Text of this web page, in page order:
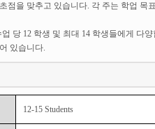
점을 맞추고 있습니다. 각 주는 학업 목
업 당 12 학생 및 최대 14 학생들에게 다
있습니다.
12-15 Students